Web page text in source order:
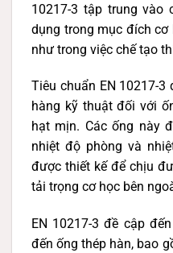
10217-3 tập trung vào
dụng trong mục đích cơ
như trong việc chế tạo
Tiêu chuẩn EN 10217-
hàng kỹ thuật đối với
hạt mịn. Các ống này
nhiệt độ phòng và
được thiết kế để chịu
tải trọng cơ học bên
EN 10217-3 đề cập
đến ống thép hàn, bao